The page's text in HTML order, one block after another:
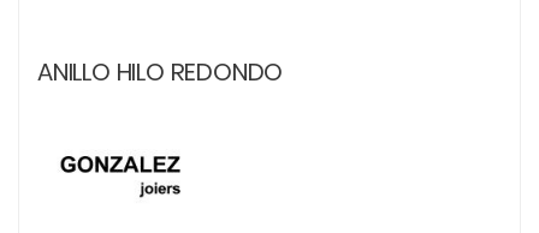
ANILLO HILO REDONDO